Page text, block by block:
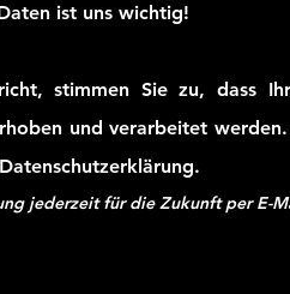
ist uns wichtig!
stimmen Sie zu, dass
und verarbeitet
jederzeit für die Zukunft per E-